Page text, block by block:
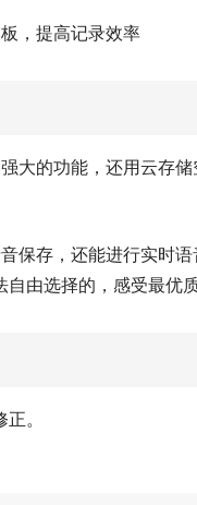
，提高记录效率
大的功能，还用云存
保存，还能进行实时
自由选择的，感受最优
。